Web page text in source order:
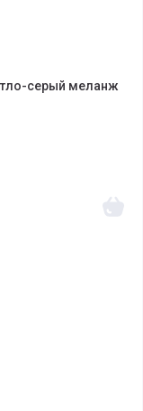
серый меланж